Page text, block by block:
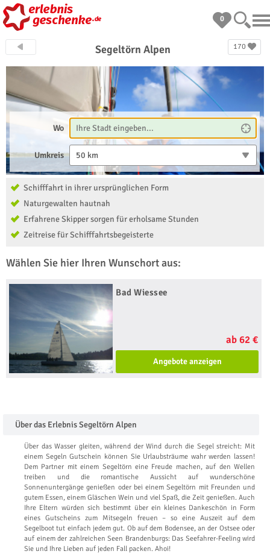
0
170
Segeltörn Alpen
Wo
Umkreis 50 km
Schifffahrt in ihrer ursprünglichen Form
Naturgewalten hautnah
Erfahrene Skipper sorgen für erholsame Stunden
Zeitreise für Schifffahrtsbegeisterte
Wählen Sie hier Ihren Wunschort aus:
Bad Wiessee
ab 62 €
Angebote anzeigen
Über das Erlebnis Segeltörn Alpen
Über das Wasser gleiten, während der Wind durch die Segel streicht: Mit
einem Segeln Gutschein können Sie Urlaubsträume wahr werden lassen!
Dem Partner mit einem Segeltörn eine Freude machen, auf den Wellen
treiben und die romantische Aussicht auf wunderschöne
Sonnenuntergänge genießen oder bei einem Segeltörn mit Freunden und
gutem Essen, einem Gläschen Wein und viel Spaß, die Zeit genießen. Auch
Ihre Eltern würden sich bestimmt über ein kleines Dankeschön in Form
eines Gutscheins zum Mitsegeln freuen – so eine Auszeit auf dem
Segelboot tut einfach jedem gut. Ob auf dem Bodensee, an der Ostsee oder
auf einem der zahlreichen Seen Brandenburgs: Das Seefahrer-Feeling wird
Sie und Ihre Lieben auf jeden Fall packen. Ahoi!